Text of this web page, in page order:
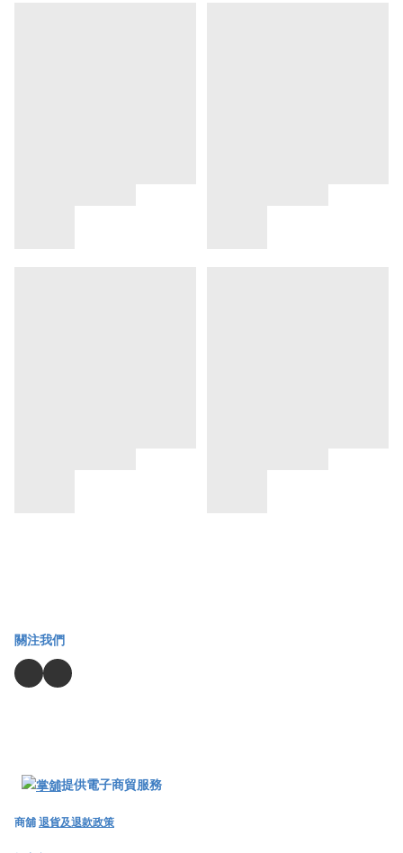
關注我們
提供電子商貿服務
商舖退貨及退款政策